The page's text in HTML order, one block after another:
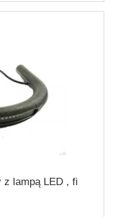
z lampą LED , fi